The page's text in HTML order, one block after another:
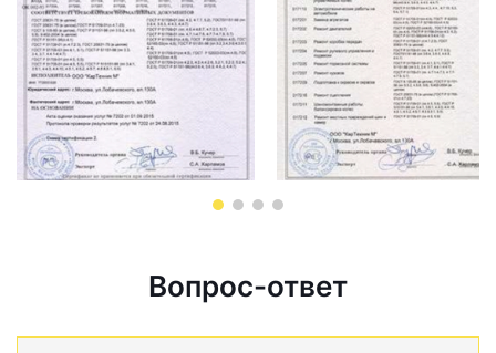
Вопрос-ответ